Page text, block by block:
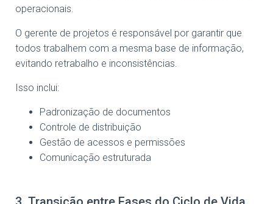
operacionais.
O gerente de projetos é responsável por garantir que
todos trabalhem com a mesma base de informação,
evitando retrabalho e inconsistências.
Isso inclui:
Padronização de documentos
Controle de distribuição
Gestão de acessos e permissões
Comunicação estruturada